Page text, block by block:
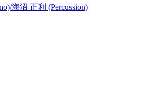
海沼 正利 (Percussion)